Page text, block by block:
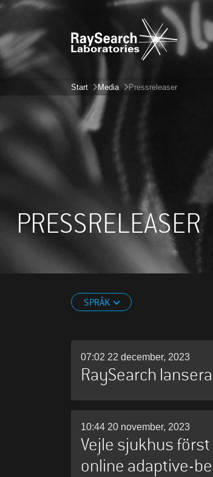
Start Media Pressreleaser
PRESSRELEASER
SPRÅK
07:02 22 december, 2023
RaySearch
10:44 20 november, 2023
Vejle sjukhus
online adaptive-